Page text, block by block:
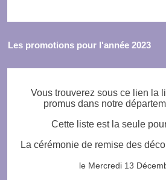
Les promotions pour l'année 2023
Vous trouverez sous ce lien la
promus dans notre
Cette liste est la seule
La cérémonie de remise des
le Mercredi 13